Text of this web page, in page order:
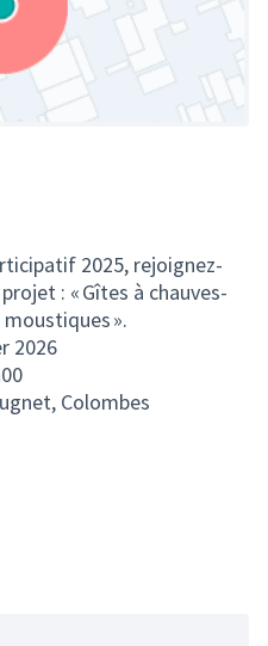
2025, rejoignez-
: « Gîtes à chauves-
».
2026
Colombes